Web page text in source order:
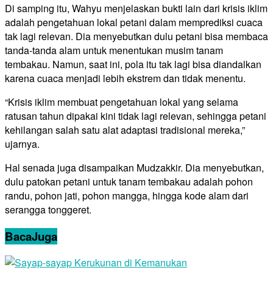
Di samping itu, Wahyu menjelaskan bukti lain dari krisis iklim
adalah pengetahuan lokal petani dalam memprediksi cuaca
tak lagi relevan. Dia menyebutkan dulu petani bisa membaca
tanda-tanda alam untuk menentukan musim tanam
tembakau. Namun, saat ini, pola itu tak lagi bisa diandalkan
karena cuaca menjadi lebih ekstrem dan tidak menentu.
“Krisis iklim membuat pengetahuan lokal yang selama
ratusan tahun dipakai kini tidak lagi relevan, sehingga petani
kehilangan salah satu alat adaptasi tradisional mereka,”
ujarnya.
Hal senada juga disampaikan Mudzakkir. Dia menyebutkan,
dulu patokan petani untuk tanam tembakau adalah pohon
randu, pohon jati, pohon mangga, hingga kode alam dari
serangga tonggeret.
BacaJuga